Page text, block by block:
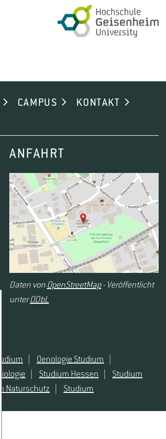
CAMPUS
KONTAKT
ANFAHRT
Daten von OpenStreetMap- Veröffentlicht
unterODbL
Oenologie Studium
Studium Hessen
Studium
Naturschutz
Studium